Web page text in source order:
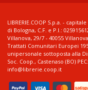
LIBRERIE.COOP S.p.a. -
di Bologna, C.F. e P.I.:
Villanova, 29/7 - 40055
Trattati Comunitari Europei
unipersonale sottoposta alla
Soc. Coop., Castenaso (BO)
info@librerie.coop.it